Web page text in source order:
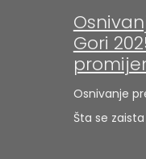
Gori
Osnivanje
Šta se